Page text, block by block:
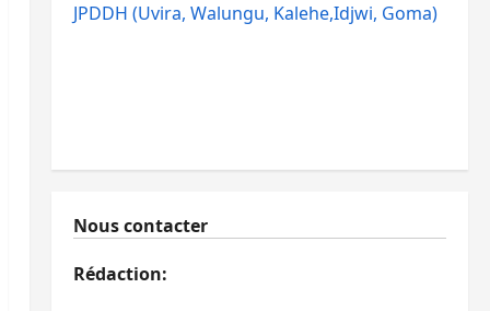
JPDDH (Uvira, Walungu, Kalehe,Idjwi, Goma)
Nous contacter
Rédaction: